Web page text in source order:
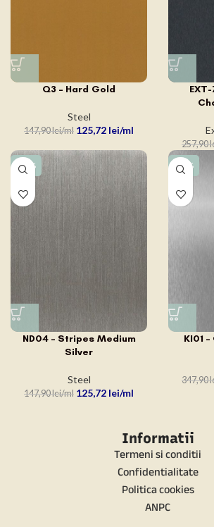
Q3 – Hard Gold
Steel
147,90lei 125,72 lei
257,90
-15%
ND04 – Stripes Medium
Silver
Steel
147,90lei 125,72 lei
-15%
KI01
347,90
Informatii
Termeni si conditii
Confidentialitate
Politica cookies
ANPC